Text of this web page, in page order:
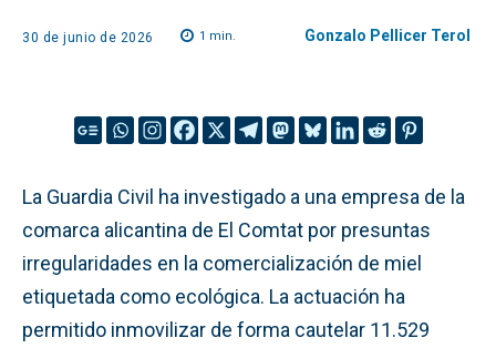
30 de junio de 2026 1 min. Gonzalo Pellicer Terol
La Guardia Civil ha investigado a una empresa de la
comarca alicantina de El Comtat por presuntas
irregularidades en la comercialización de miel
etiquetada como ecológica. La actuación ha
permitido inmovilizar de forma cautelar 11.529